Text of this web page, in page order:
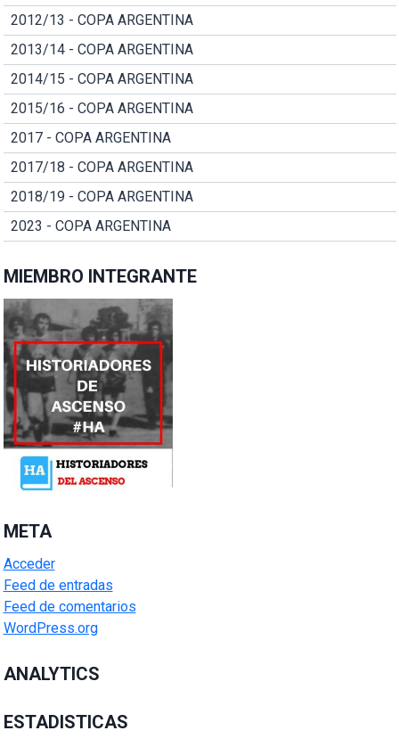
2012/13 - COPA ARGENTINA
2013/14 - COPA ARGENTINA
2014/15 - COPA ARGENTINA
2015/16 - COPA ARGENTINA
2017 - COPA ARGENTINA
2017/18 - COPA ARGENTINA
2018/19 - COPA ARGENTINA
2023 - COPA ARGENTINA
MIEMBRO INTEGRANTE
META
Acceder
Feed de entradas
Feed de comentarios
WordPress.org
ANALYTICS
ESTADISTICAS